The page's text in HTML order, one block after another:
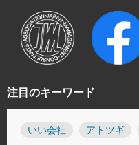
注目のキーワード
いい会社 アトツギ